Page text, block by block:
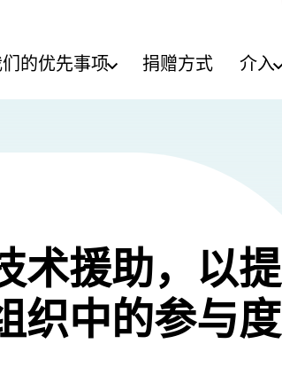
们的优先事项 捐赠方式 介入
术援助，以提
织中的参与度